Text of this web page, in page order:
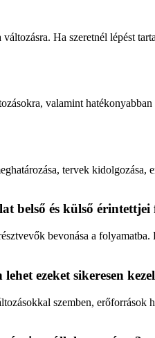
Ha szeretnél lépést
valamint
tervek
belső és külső érintettjei
bevonása a
ezeket sikeresen
szemben,